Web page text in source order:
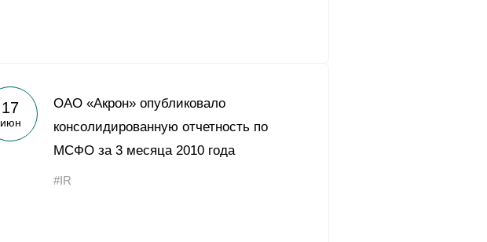
17
июн
ОАО «Акрон» опубликовало
консолидированную отчетность по
МСФО за 3 месяца 2010 года
#IR